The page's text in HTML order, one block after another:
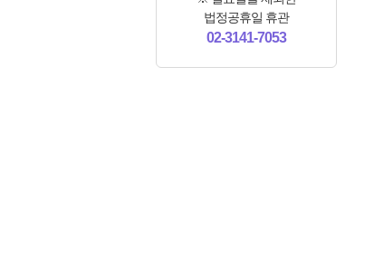
법정공휴일 휴관
02-3141-7053